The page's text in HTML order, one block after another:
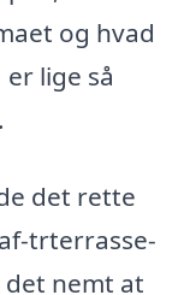
og hvad
lige så
det rette
trterrasse-
nemt at